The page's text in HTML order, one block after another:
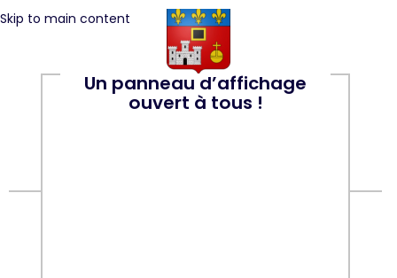
Skip to main content
Un panneau d’affichage
ouvert à tous !